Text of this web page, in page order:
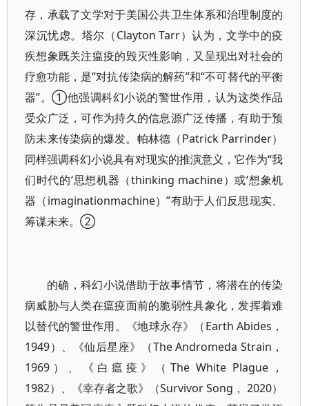
存，承载了文学对于美国公共卫生体系和治理制度的
深沉忧虑。塔尔（Clayton Tarr）认为，文学中的疫
疾想象既关注瘟疫的毁灭性影响，又呈现出对社会的
疗愈功能，是“对抗传染病的解药”和“不可替代的平衡
器”。①他强调科幻小说的警世作用，认为这类作品
受众广泛，可作为持久的信息源广泛传播，有助于预
防未来传染病的爆发。帕林德（Patrick Parrinder）
同样强调科幻小说具有对现实的推演意义，它作为“我
们时代的‘思想机器（thinking machine）或‘想象机
器（imaginationmachine）”有助于人们反思现实、
筹谋未来。②
的确，科幻小说借助于故事情节，将潜在的传染
病威胁与人类在瘟疫面前的脆弱性具象化，发挥着难
以替代的警世作用。《地球永存》（Earth Abides，
1949）、《仙后星座》（The Andromeda Strain，
1969）、《白瘟疫》（The White Plague，
1982）、《幸存者之歌》（Survivor Song， 2020）